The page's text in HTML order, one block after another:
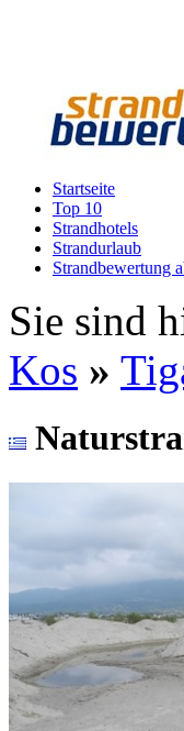
Startseite
Top 10
Strandhotels
Strandurlaub
Strandbewertung
Sie sind
Kos »